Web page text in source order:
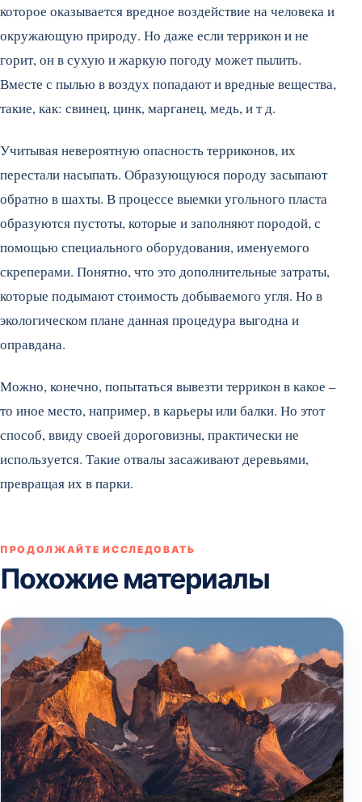
которое оказывается вредное воздействие на человека и
окружающую природу. Но даже если террикон и не
горит, он в сухую и жаркую погоду может пылить.
Вместе с пылью в воздух попадают и вредные вещества,
такие, как: свинец, цинк, марганец, медь, и т д.
Учитывая невероятную опасность терриконов, их
перестали насыпать. Образующуюся породу засыпают
обратно в шахты. В процессе выемки угольного пласта
образуются пустоты, которые и заполняют породой, с
помощью специального оборудования, именуемого
скреперами. Понятно, что это дополнительные затраты,
которые подымают стоимость добываемого угля. Но в
экологическом плане данная процедура выгодна и
оправдана.
Можно, конечно, попытаться вывезти террикон в какое –
то иное место, например, в карьеры или балки. Но этот
способ, ввиду своей дороговизны, практически не
используется. Такие отвалы засаживают деревьями,
превращая их в парки.
ПРОДОЛЖАЙТЕ ИССЛЕДОВАТЬ
Похожие материалы